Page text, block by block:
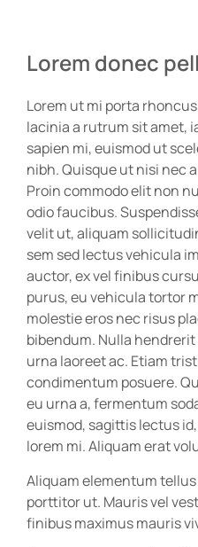
Lorem donec
Lorem ut mi porta
lacinia a rutrum sit amet,
sapien mi, euismod ut
nibh. Quisque ut nisi nec
Proin commodo elit non
odio faucibus.
velit ut, aliquam
sem sed lectus vehicula
auctor, ex vel finibus
purus, eu vehicula tortor
molestie eros nec risus
bibendum. Nulla
urna laoreet ac. Etiam
condimentum posuere.
eu urna a, fermentum
euismod, sagittis lectus
lorem mi. Aliquam erat
Aliquam elementum
porttitor ut. Mauris vel
finibus maximus mauris